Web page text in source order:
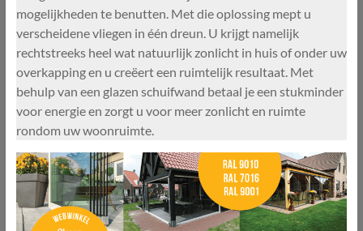
mogelijkheden te benutten. Met die oplossing mept u
verscheidene vliegen in één dreun. U krijgt namelijk
rechtstreeks heel wat natuurlijk zonlicht in huis of onder uw
overkapping en u creëert een ruimtelijk resultaat. Met
behulp van een glazen schuifwand betaal je een stukminder
voor energie en zorgt u voor meer zonlicht en ruimte
rondom uw woonruimte.